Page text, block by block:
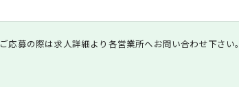
ご応募の際は求人詳細より各営業所へお問い合わせ下さい。